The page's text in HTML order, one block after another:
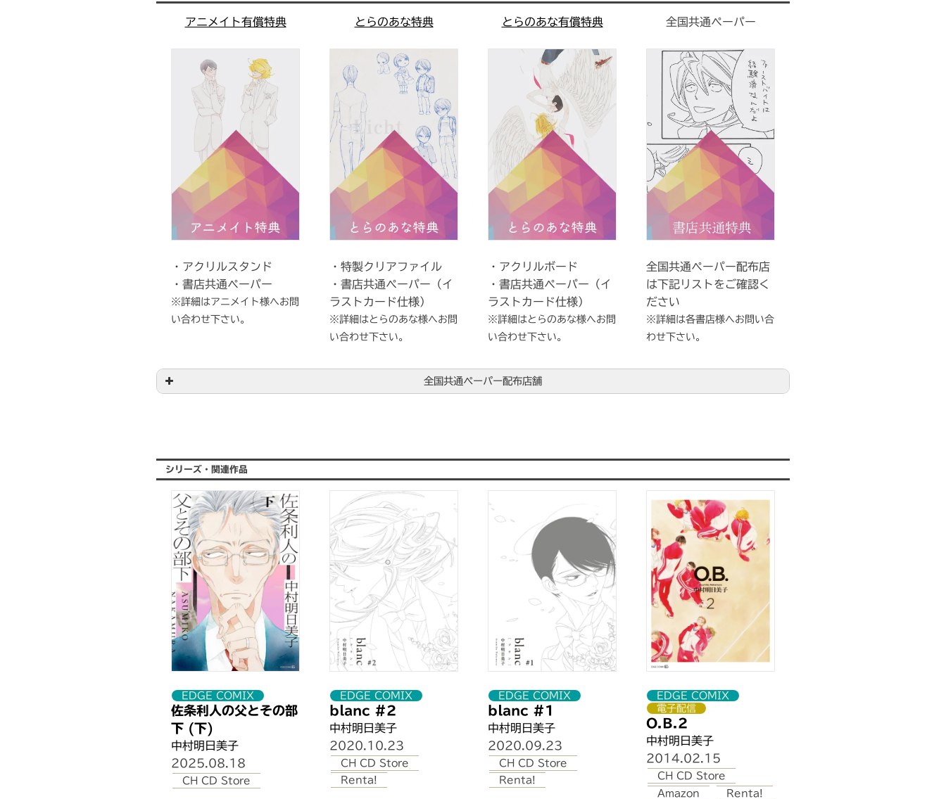
アニメイト有償特典
・アクリルスタンド
・書店共通ペーパー
※詳細はアニメイト様へお問
い合わせ下さい。
とらのあな特典
・特製クリアファイル
・書店共通ペーパー（イ
ラストカード仕様）
※詳細はとらのあな様へお問
い合わせ下さい。
とらのあな有償特典
・アクリルボード
・書店共通ペーパー（イ
ラストカード仕様）
※詳細はとらのあな様へお問
い合わせ下さい。
全国共通ペーパー
全国共通ペーパー配布店
は下記リストをご確認く
ださい
※詳細は各書店様へお問い合
わせ下さい。
全国共通ペーパー配布店舗
専門書店
アニメイト（各店舗様へご確認ください）
専門書店
とらのあな（各店舗様へご確認ください）
北海道
北海道
喜久屋書店 帯広店
秋田県
加賀谷書店茨島店
秋田県
ジュンク堂書店 秋田店
秋田県
ミライア 本荘店
宮城県
喜久屋書店漫画館仙台店
宮城県
ヴィレッジヴァンガード仙台ロフト
栃木県
くまざわ書店 宇都宮店
東京都
旭屋書店 池袋店
東京都
紀伊國屋書店 国分寺店
東京都
啓文堂書店 吉祥寺店
東京都
啓文堂書店 府中店
東京都
東京都
SHIBUYA TSUTAYA
東京都
ジュンク堂書店 吉祥寺店
シリーズ・関連作品
EDGE COMIX
佐条利人の父とその部
下 (下)
中村明日美子
2025.08.18
CH CD Store
EDGE COMIX
blanc #2
中村明日美子
2020.10.23
CH CD Store
Renta!
EDGE COMIX
blanc #1
中村明日美子
2020.09.23
CH CD Store
Renta!
EDGE COMIX
電子配信
O.B.2
中村明日美子
2014.02.15
CH CD Store
Amazon
Renta!